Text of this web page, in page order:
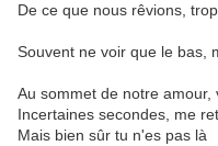
De ce que nous rêvions, trop
Souvent ne voir que le bas,
Au sommet de notre amour,
Incertaines secondes, me
Mais bien sûr tu n'es pas là